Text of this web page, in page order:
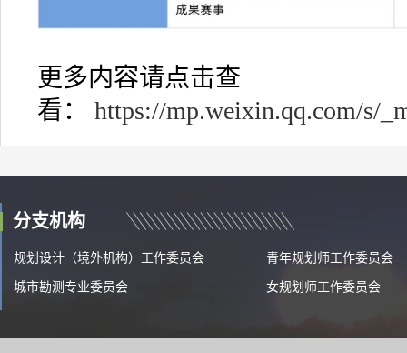
更多内容请点击查
看： https://mp.weixin.qq.com/s/
分支机构
规划设计（境外机构）工作委员会 青年规划师工作委员会
城市勘测专业委员会 女规划师工作委员会